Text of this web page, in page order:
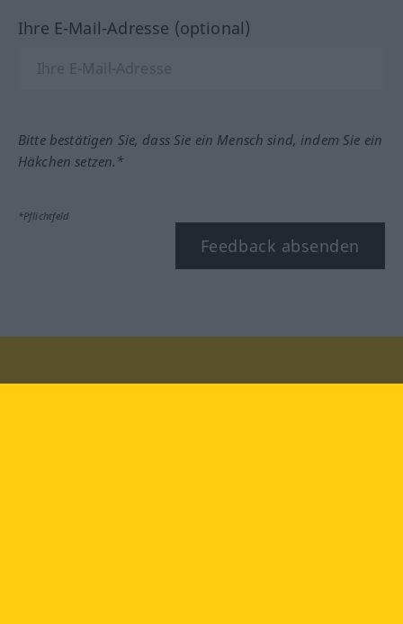
Ihre E-Mail-Adresse (optional)
Bitte bestätigen Sie, dass Sie ein Mensch sind, indem Sie ein
Häkchen setzen.*
*Pflichtfeld
Feedback absenden